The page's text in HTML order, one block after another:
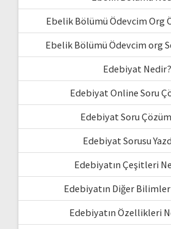
Ebelik Bölümü Ödevcim Org
Ebelik Bölümü Ödevcim org
Edebiyat Nedir?
Edebiyat Online Soru
Edebiyat Soru
Edebiyat Sorusu
Edebiyatın Çeşitleri
Edebiyatın Diğer
Edebiyatın Özellikleri